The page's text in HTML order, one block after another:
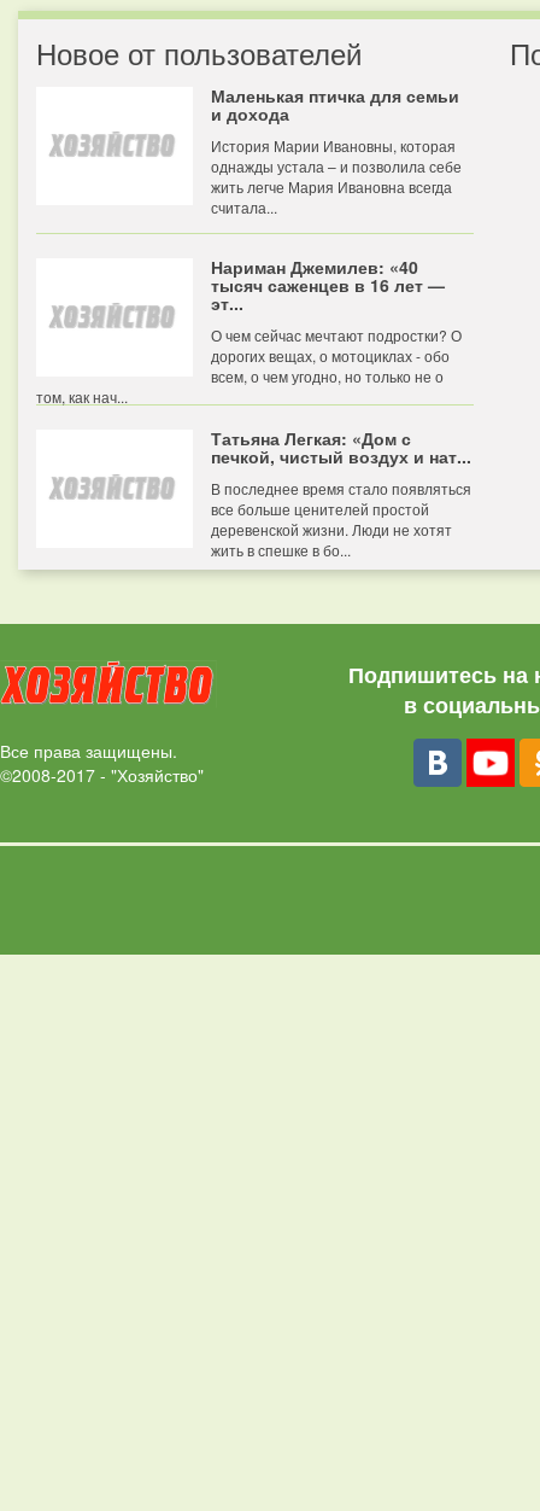
Новое от пользователей
Маленькая птичка для семьи
и дохода
История Марии Ивановны, которая
однажды устала – и позволила себе
жить легче Мария Ивановна всегда
считала...
Нариман Джемилев: «40
тысяч саженцев в 16 лет —
эт...
О чем сейчас мечтают подростки? О
дорогих вещах, о мотоциклах - обо
всем, о чем угодно, но только не о
том, как нач...
Татьяна Легкая: «Дом с
печкой, чистый воздух и нат...
В последнее время стало появляться
все больше ценителей простой
деревенской жизни. Люди не хотят
жить в спешке в бо...
Все права защищены.
©2008-2017 - "Хозяйство"
Подпишитесь на
в